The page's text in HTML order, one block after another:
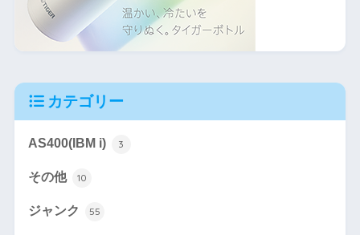
カテゴリー
AS400(IBM i) 3
その他 10
ジャンク 55